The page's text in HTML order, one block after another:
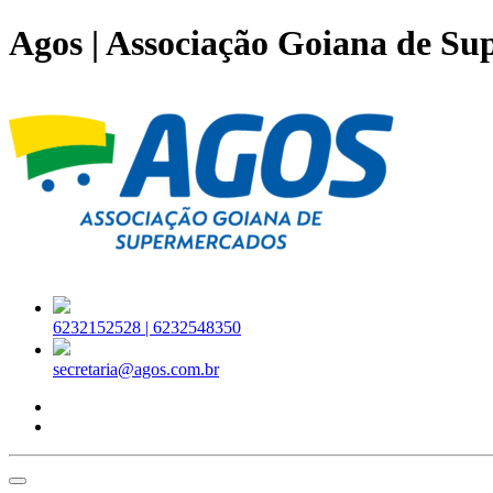
Agos | Associação Goiana de
6232152528 | 6232548350
secretaria@agos.com.br